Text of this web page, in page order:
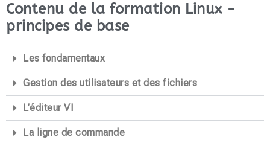
Contenu de la formation Linux -
principes de base
Les fondamentaux
Gestion des utilisateurs et des fichiers
L’éditeur VI
La ligne de commande